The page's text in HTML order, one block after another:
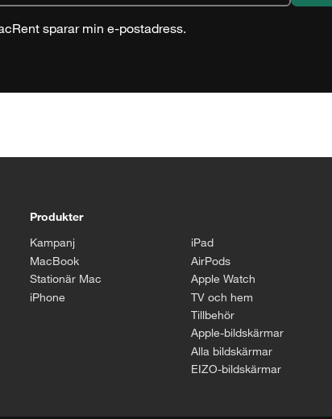
sparar min e-postadress.
Produkter
Kampanj
MacBook
Stationär Mac
iPhone
iPad
AirPods
Apple Watch
TV och hem
Tillbehör
Apple-bildskärmar
Alla bildskärmar
EIZO-bildskärmar